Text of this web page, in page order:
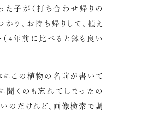
た子が（打ち合わせ帰りの
り、お持ち帰りして、植え
4年前に比べると鉢も良い
にこの植物の名前が書いて
聞くのも忘れてしまったの
のだけれど、画像検索で調